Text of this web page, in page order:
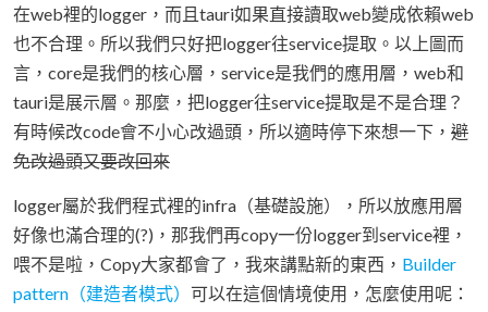
在web裡的logger，而且tauri如果直接讀取web變成依賴web
也不合理。所以我們只好把logger往service提取。以上圖而
言，core是我們的核心層，service是我們的應用層，web和
tauri是展示層。那麼，把logger往service提取是不是合理？
有時候改code會不小心改過頭，所以適時停下來想一下， 避
免改過頭又要改回來
logger屬於我們程式裡的infra（基礎設施），所以放應用層
好像也滿合理的(?)，那我們再copy一份logger到service裡，
喂不是啦，Copy大家都會了，我來講點新的東西， Builder
pattern（建造者模式） 可以在這個情境使用，怎麼使用呢：